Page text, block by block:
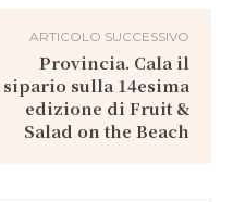
ARTICOLO SUCCESSIVO
Provincia. Cala il
sipario sulla 14esima
edizione di Fruit &
Salad on the Beach